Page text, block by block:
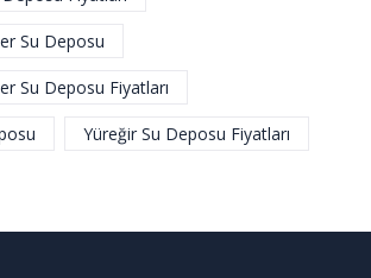
Su Deposu
Su Deposu Fiyatları
Yüreğir Su Deposu Fiyatları